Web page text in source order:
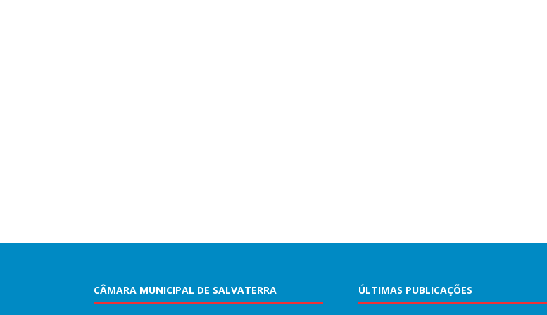
CÂMARA MUNICIPAL DE SALVATERRA ÚLTIMAS PUBLICAÇÕES